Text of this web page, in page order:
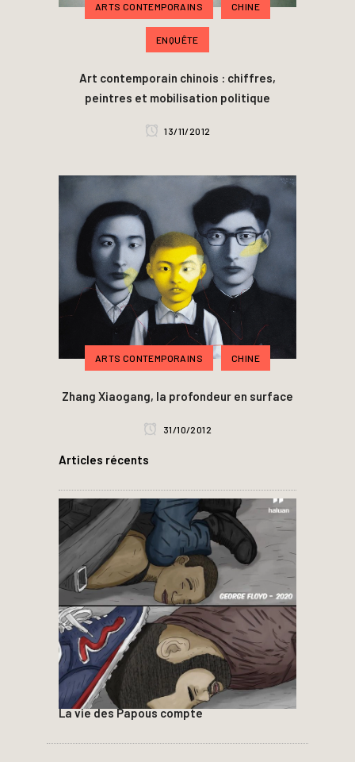
ARTS CONTEMPORAINS CHINE
ENQUÊTE
Art contemporain chinois : chiffres,
peintres et mobilisation politique
13/11/2012
ARTS CONTEMPORAINS CHINE
Zhang Xiaogang, la profondeur en surface
31/10/2012
Articles récents
La vie des Papous compte